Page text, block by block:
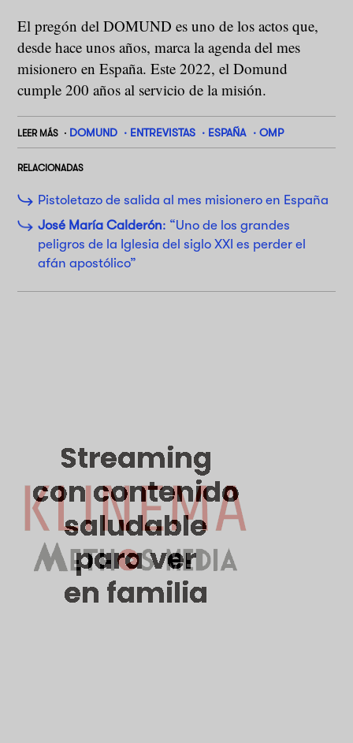
El pregón del DOMUND es uno de los actos que,
desde hace unos años, marca la agenda del mes
misionero en España. Este 2022, el Domund
cumple 200 años al servicio de la misión.
LEER MÁS DOMUND ENTREVISTAS ESPAÑA OMP
RELACIONADAS
Pistoletazo de salida al mes misionero en España
José María Calderón: “Uno de los grandes
peligros de la Iglesia del siglo XXI es perder el
afán apostólico”